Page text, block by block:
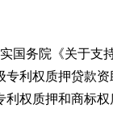
国务院《关于支
利权质押贷款
权质押和商标